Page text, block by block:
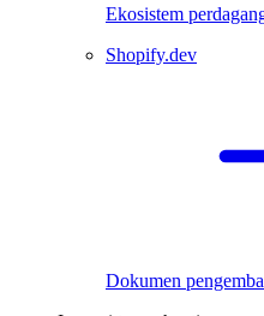
Ekosistem
Shopify.dev
Dokumen